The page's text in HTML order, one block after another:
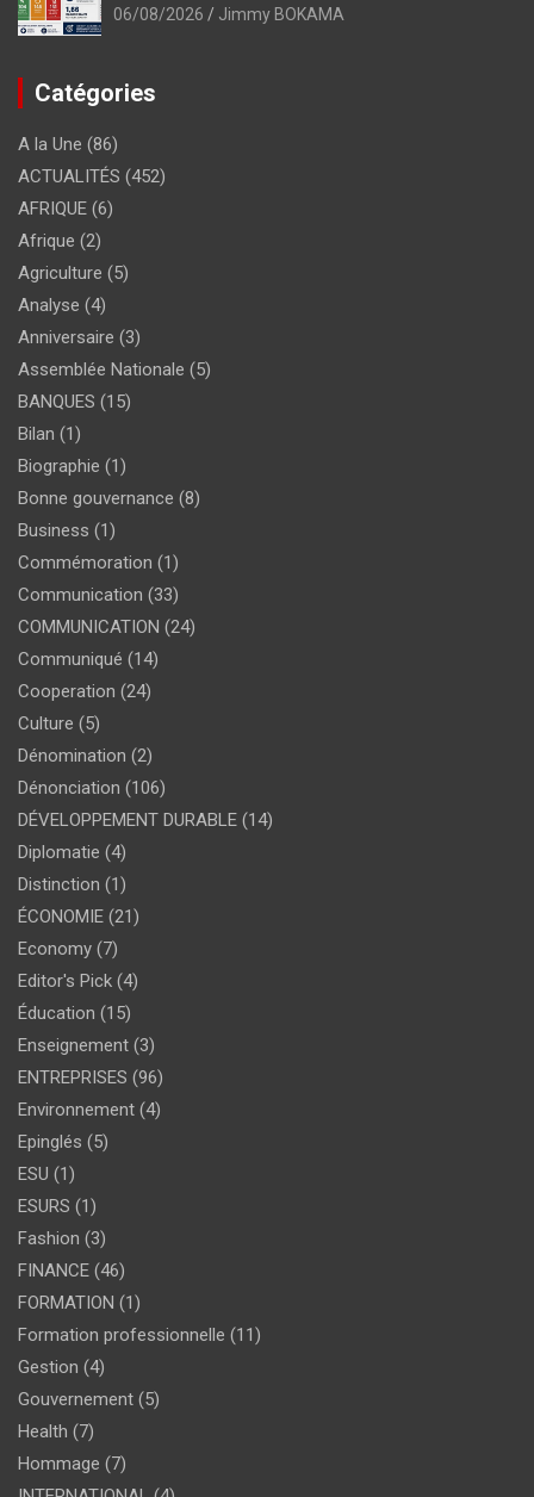
06/08/2026 Jimmy BOKAMA
Catégories
A la Une (86)
ACTUALITÉS (452)
AFRIQUE (6)
Afrique (2)
Agriculture (5)
Analyse (4)
Anniversaire (3)
Assemblée Nationale (5)
BANQUES (15)
Bilan (1)
Biographie (1)
Bonne gouvernance (8)
Business (1)
Commémoration (1)
Communication (33)
COMMUNICATION (24)
Communiqué (14)
Cooperation (24)
Culture (5)
Dénomination (2)
Dénonciation (106)
DÉVELOPPEMENT DURABLE (14)
Diplomatie (4)
Distinction (1)
ÉCONOMIE (21)
Economy (7)
Editor's Pick (4)
Éducation (15)
Enseignement (3)
ENTREPRISES (96)
Environnement (4)
Epinglés (5)
ESU (1)
ESURS (1)
Fashion (3)
FINANCE (46)
FORMATION (1)
Formation professionnelle (11)
Gestion (4)
Gouvernement (5)
Health (7)
Hommage (7)